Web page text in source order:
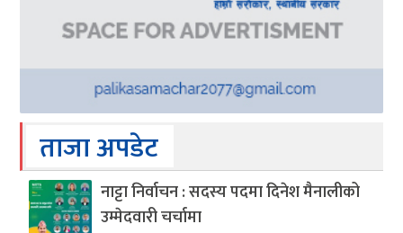
ताजा अपडेट
नाट्टा निर्वाचन : सदस्य पदमा दिनेश मैनालीको
उम्मेदवारी चर्चामा